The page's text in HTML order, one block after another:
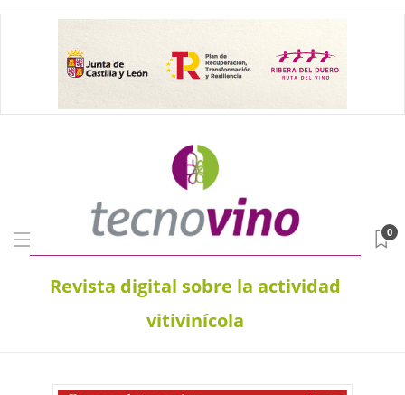
Revista digital sobre la actividad
vitivinícola
0